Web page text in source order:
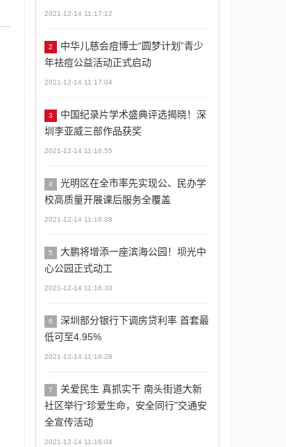
2021-12-14 11:17:12
2
中华儿慈会痘博士“圆梦计划”青少
年祛痘公益活动正式启动
2021-12-14 11:17:04
3
中国纪录片学术盛典评选揭晓！深
圳李亚威三部作品获奖
2021-12-14 11:16:55
4
光明区在全市率先实现公、民办学
校高质量开展课后服务全覆盖
2021-12-14 11:16:38
5
大鹏将增添一座滨海公园！坝光中
心公园正式动工
2021-12-14 11:16:30
6
深圳部分银行下调房贷利率 首套最
低可至4.95%
2021-12-14 11:16:28
7
关爱民生 真抓实干 南头街道大新
社区举行“珍爱生命，安全同行”交通安
全宣传活动
2021-12-14 11:16:04